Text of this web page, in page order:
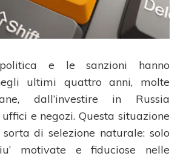
e le sanzioni hanno
ultimi quattro anni, molte
dall’investire in Russia
e negozi. Questa situazione
di selezione naturale: solo
motivate e fiduciose nelle